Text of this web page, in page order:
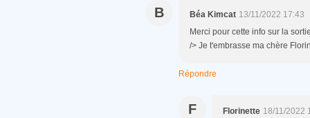
B Béa Kimcat 13/11/2022 17:43
Merci pour cette info sur la
/> Je t'embrasse ma chère
Répondre
F Florinette 18/11/2022